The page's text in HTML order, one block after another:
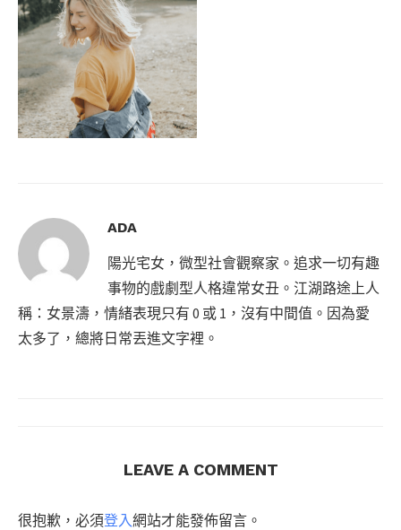
ADA
陽光宅女，微型社會觀察家。追求一切有趣
事物的戲劇型人格違常女丑。江湖路途上人
稱：女景濤，情緒表現只有 0 或 1，沒有中間值。因為愛
太多了，總將日常丟進文字裡。
LEAVE A COMMENT
很抱歉，必須登入網站才能發佈留言。